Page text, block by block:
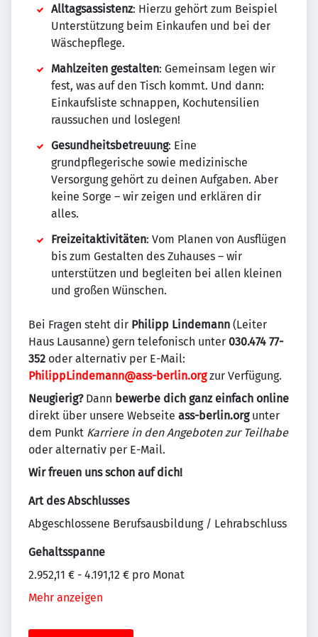
Alltagsassistenz: Hierzu gehört zum Beispiel
Unterstützung beim Einkaufen und bei der
Wäschepflege.
Mahlzeiten gestalten: Gemeinsam legen wir
fest, was auf den Tisch kommt. Und dann:
Einkaufsliste schnappen, Kochutensilien
raussuchen und loslegen!
Gesundheitsbetreuung: Eine
grundpflegerische sowie medizinische
Versorgung gehört zu deinen Aufgaben. Aber
keine Sorge – wir zeigen und erklären dir
alles.
Freizeitaktivitäten: Vom Planen von Ausflügen
bis zum Gestalten des Zuhauses – wir
unterstützen und begleiten bei allen kleinen
und großen Wünschen.
Bei Fragen steht dir Philipp Lindemann (Leiter
Haus Lausanne) gern telefonisch unter 030.474 77-
352 oder alternativ per E-Mail:
PhilippLindemann@ass-berlin.orgzur Verfügung.
Neugierig? Dann bewerbe dich ganz einfach online
direkt über unsere Webseite ass-berlin.org unter
dem Punkt Karriere in den Angeboten zur Teilhabe
oder alternativ per E-Mail.
Wir freuen uns schon auf dich!
Art des Abschlusses
Abgeschlossene Berufsausbildung / Lehrabschluss
Gehaltsspanne
2.952,11 € - 4.191,12 € pro Monat
Mehr anzeigen